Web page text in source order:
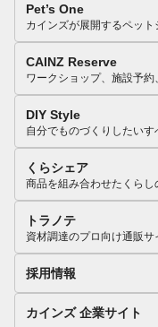
Pet’s One
カインズが展開するペット
CAINZ Reserve
ワークショップ、施設予
DIY Style
自分でものづくりしたいす
くらシェア
商品を組み合わせたくらし
トラノテ
資材調達のプロ向け通販サ
採用情報
カインズ 企業サイト